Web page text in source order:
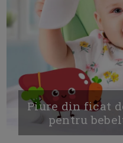
Piure din ficat
pentru